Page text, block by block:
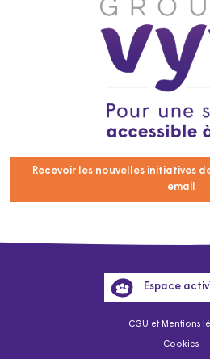
Recevoir les nouvelles initiatives
email
CGU et Mentions
Cookies
Espace